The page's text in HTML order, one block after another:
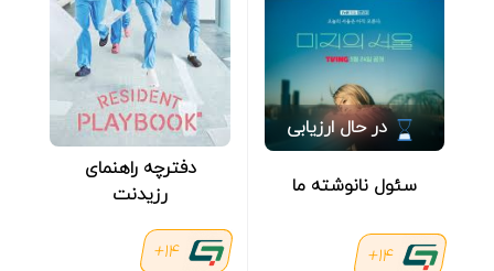
در حال ارزیابی
سئول نانوشته ما
14+
دفترچه راهنمای
رزیدنت
14+